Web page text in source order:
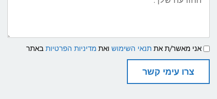
תנאי
שימוש
ומדיניות
פרטיות
אני מאשר/ת את תנאי השימוש ואת מדיניות הפרטיות באתר
צרו עימי קשר